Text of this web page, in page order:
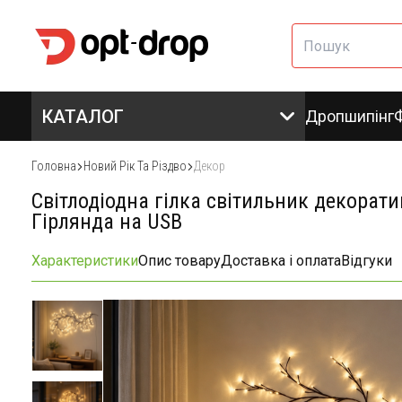
КАТАЛОГ Дропшипінг
Головна Новий Рік Та Різдво Декор
Світлодіодна гілка світильник
Гірлянда на USB
ХарактеристикиОпис товаруДоставка і оплатаВідгуки